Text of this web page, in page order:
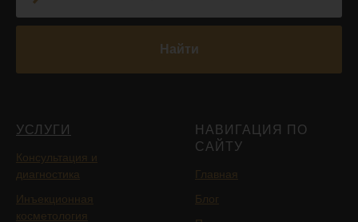
Найти
УСЛУГИ
Консультация и
диагностика
Инъекционная
косметология
НАВИГАЦИЯ ПО
САЙТУ
Главная
Блог